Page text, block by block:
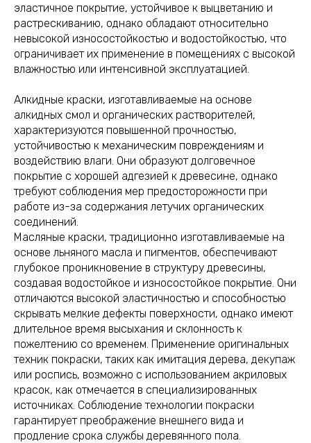
эластичное покрытие, устойчивое к выцветанию и
растрескиванию, однако обладают относительно
невысокой износостойкостью и водостойкостью, что
ограничивает их применение в помещениях с высокой
влажностью или интенсивной эксплуатацией.
Алкидные краски, изготавливаемые на основе
алкидных смол и органических растворителей,
характеризуются повышенной прочностью,
устойчивостью к механическим повреждениям и
воздействию влаги. Они образуют долговечное
покрытие с хорошей адгезией к древесине, однако
требуют соблюдения мер предосторожности при
работе из-за содержания летучих органических
соединений.
Масляные краски, традиционно изготавливаемые на
основе льняного масла и пигментов, обеспечивают
глубокое проникновение в структуру древесины,
создавая водостойкое и износостойкое покрытие. Они
отличаются высокой эластичностью и способностью
скрывать мелкие дефекты поверхности, однако имеют
длительное время высыхания и склонность к
пожелтению со временем. Применение оригинальных
техник покраски, таких как имитация дерева, декупаж
или роспись, возможно с использованием акриловых
красок, как отмечается в специализированных
источниках. Соблюдение технологии покраски
гарантирует преображение внешнего вида и
продление срока службы деревянного пола.